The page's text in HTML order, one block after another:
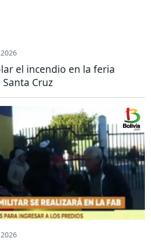
el incendio en la feria
Cruz